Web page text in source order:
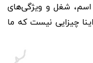
اسم، شغل و ویژگی‌های
چیزایی نیست که ما